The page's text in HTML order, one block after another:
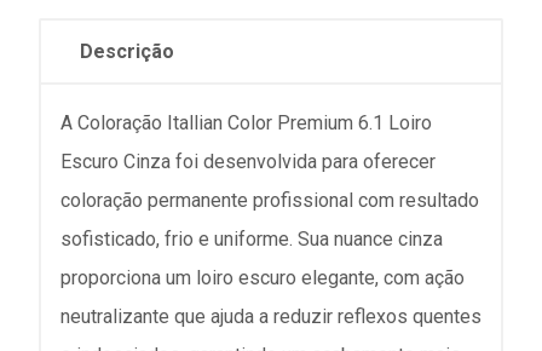
Descrição
A Coloração Itallian Color Premium 6.1 Loiro
Escuro Cinza foi desenvolvida para oferecer
coloração permanente profissional com resultado
sofisticado, frio e uniforme. Sua nuance cinza
proporciona um loiro escuro elegante, com ação
neutralizante que ajuda a reduzir reflexos quentes